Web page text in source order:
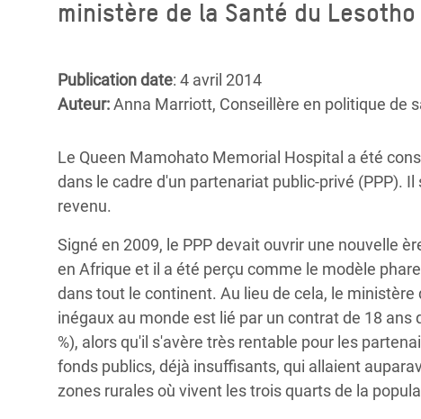
Conflits et Catastrophes
Services Essentiels
Inequality and Rights in a
Gender, Rights, and Justice
Crise
Crise au
au
Crise en
#MonClimatMonAvenir
Derrière notre Alimentation
Les Violences Faites aux Femmes et aux
ministère de la Santé du Lesotho
Publication date: 4 avril 2014
Auteur:Anna Marriott, Conseillère en politique de
Le Queen Mamohato Memorial Hospital a été
dans le cadre d'un partenariat public-privé (PPP).
revenu.
Signé en 2009, le PPP devait ouvrir une nouvelle
en Afrique et il a été perçu comme le modèle
dans tout le continent. Au lieu de cela, le
inégaux au monde est lié par un contrat de 18
%), alors qu'il s'avère très rentable pour les
fonds publics, déjà insuffisants, qui allaient
zones rurales où vivent les trois quarts de la